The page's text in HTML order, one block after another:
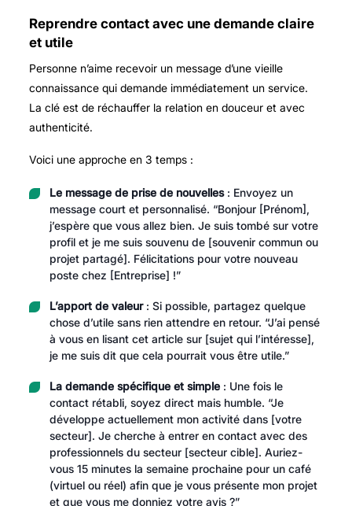
Reprendre contact avec une demande claire
et utile
Personne n’aime recevoir un message d’une vieille
connaissance qui demande immédiatement un service.
La clé est de réchauffer la relation en douceur et avec
authenticité.
Voici une approche en 3 temps :
Le message de prise de nouvelles: Envoyez un
message court et personnalisé. “Bonjour [Prénom],
j’espère que vous allez bien. Je suis tombé sur votre
profil et je me suis souvenu de [souvenir commun ou
projet partagé]. Félicitations pour votre nouveau
poste chez [Entreprise] !”
L’apport de valeur: Si possible, partagez quelque
chose d’utile sans rien attendre en retour. “J’ai pensé
à vous en lisant cet article sur [sujet qui l’intéresse],
je me suis dit que cela pourrait vous être utile.”
La demande spécifique et simple: Une fois le
contact rétabli, soyez direct mais humble. “Je
développe actuellement mon activité dans [votre
secteur]. Je cherche à entrer en contact avec des
professionnels du secteur [secteur cible]. Auriez-
vous 15 minutes la semaine prochaine pour un café
(virtuel ou réel) afin que je vous présente mon projet
et que vous me donniez votre avis ?”